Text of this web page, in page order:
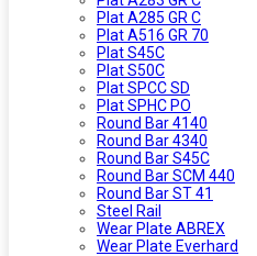
Plat A285 GR C
Plat A516 GR 70
Plat S45C
Plat S50C
Plat SPCC SD
Plat SPHC PO
Round Bar 4140
Round Bar 4340
Round Bar S45C
Round Bar SCM 440
Round Bar ST 41
Steel Rail
Wear Plate ABREX
Wear Plate Everhard